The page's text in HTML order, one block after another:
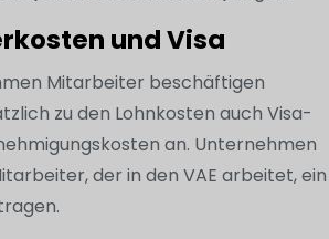
und Visa
Mitarbeiter beschäftigen
zu den Lohnkosten auch Visa-
an. Unternehmen
der in den VAE arbeitet, ein